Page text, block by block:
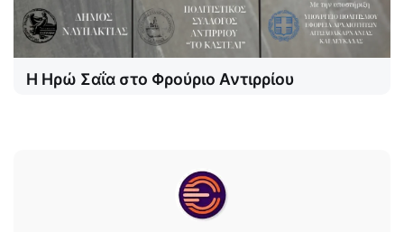
Η Ηρώ Σαΐα στο Φρούριο Αντιρρίου